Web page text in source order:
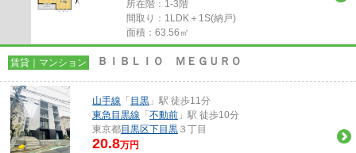
所在階：1-3階
間取り：1LDK＋1S(納戸)
面積：63.56㎡
賃貸｜マンション ＢＩＢＬＩＯ ＭＥＧＵＲＯ
山手線 「 目黒 」駅 徒歩11分
東急目黒線 「 不動前 」駅 徒歩10分
東京都目黒区下目黒 ３丁目
20.8万円